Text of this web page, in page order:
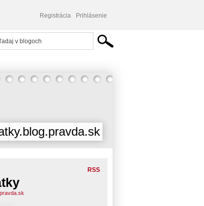
Registrácia Prihlásenie
RSS